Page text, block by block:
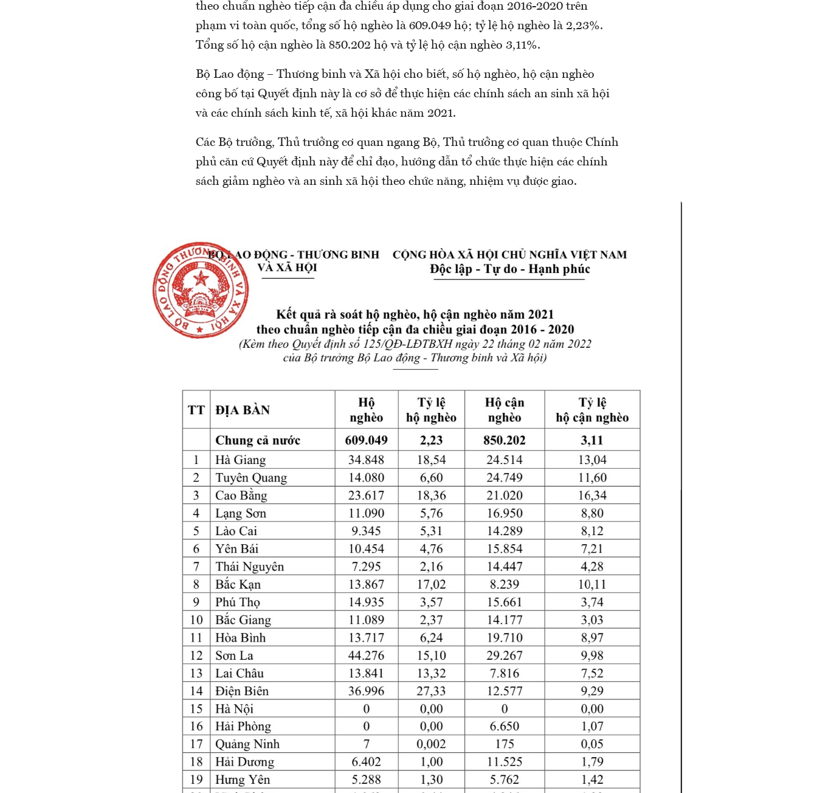
theo chuẩn nghèo tiếp cận đa chiều áp dụng cho giai đoạn 2016-2020 trên
phạm vi toàn quốc, tổng số hộ nghèo là 609.049 hộ; tỷ lệ hộ nghèo là 2,23%.
Tổng số hộ cận nghèo là 850.202 hộ và tỷ lệ hộ cận nghèo 3,11%.
Bộ Lao động – Thương binh và Xã hội cho biết, số hộ nghèo, hộ cận nghèo
công bố tại Quyết định này là cơ sở để thực hiện các chính sách an sinh xã hội
và các chính sách kinh tế, xã hội khác năm 2021.
Các Bộ trưởng, Thủ trưởng cơ quan ngang Bộ, Thủ trưởng cơ quan thuộc Chính
phủ căn cứ Quyết định này để chỉ đạo, hướng dẫn tổ chức thực hiện các chính
sách giảm nghèo và an sinh xã hội theo chức năng, nhiệm vụ được giao.